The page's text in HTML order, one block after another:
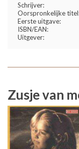
Schrijver:
Oorspronkelijke
Eerste uitgave:
ISBN/EAN:
Uitgever:
Zusje van